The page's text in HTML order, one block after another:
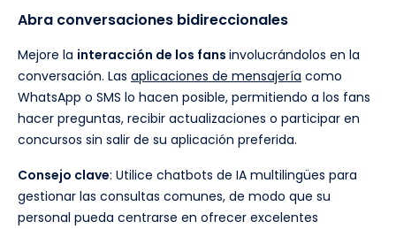
Abra conversaciones bidireccionales
Mejore la interacción de los fans involucrándolos en la
conversación. Las aplicaciones de mensajería como
WhatsApp o SMS lo hacen posible, permitiendo a los fans
hacer preguntas, recibir actualizaciones o participar en
concursos sin salir de su aplicación preferida.
Consejo clave: Utilice chatbots de IA multilingües para
gestionar las consultas comunes, de modo que su
personal pueda centrarse en ofrecer excelentes